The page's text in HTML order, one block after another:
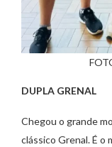
DUPLA GRENAL
Chegou o grande
clássico Grenal. É o